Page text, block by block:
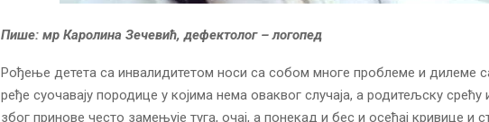
Пише: мр Каролина Зечевић, дефектолог – логопед
Рођење детета са инвалидитетом носи са собом многе проблеме и дилеме
ређе суочавају породице у којима нема оваквог случаја, а родитељску срећу
због принове често замењује туга, очај, а понекад и бес и осећај кривице и